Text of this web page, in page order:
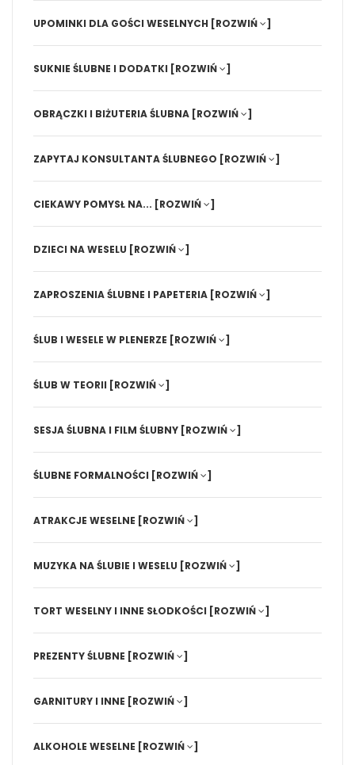
UPOMINKI DLA GOŚCI WESELNYCH [ROZWIŃ ]
SUKNIE ŚLUBNE I DODATKI [ROZWIŃ ]
OBRĄCZKI I BIŻUTERIA ŚLUBNA [ROZWIŃ ]
ZAPYTAJ KONSULTANTA ŚLUBNEGO [ROZWIŃ ]
CIEKAWY POMYSŁ NA... [ROZWIŃ ]
DZIECI NA WESELU [ROZWIŃ ]
ZAPROSZENIA ŚLUBNE I PAPETERIA [ROZWIŃ ]
ŚLUB I WESELE W PLENERZE [ROZWIŃ ]
ŚLUB W TEORII [ROZWIŃ ]
SESJA ŚLUBNA I FILM ŚLUBNY [ROZWIŃ ]
ŚLUBNE FORMALNOŚCI [ROZWIŃ ]
ATRAKCJE WESELNE [ROZWIŃ ]
MUZYKA NA ŚLUBIE I WESELU [ROZWIŃ ]
TORT WESELNY I INNE SŁODKOŚCI [ROZWIŃ ]
PREZENTY ŚLUBNE [ROZWIŃ ]
GARNITURY I INNE [ROZWIŃ ]
ALKOHOLE WESELNE [ROZWIŃ ]